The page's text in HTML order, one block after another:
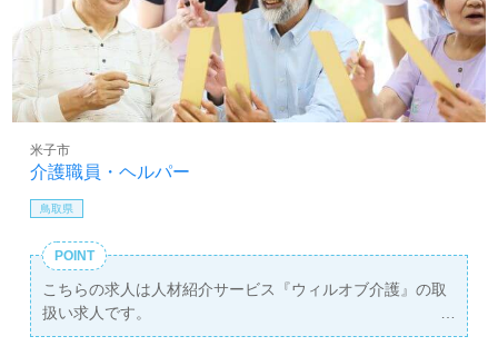
介護職員・ヘルパー
米子市
鳥取県
POINT
こちらの求人は人材紹介サービス『ウィルオブ介護』の取
扱い求人です。
詳細に関してお気軽にご相談ください♪